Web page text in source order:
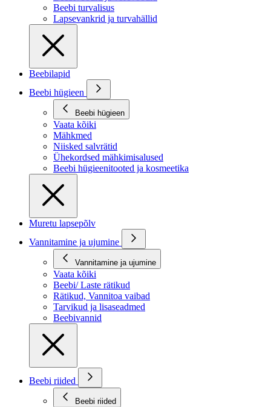
Beebi turvalisus
Lapsevankrid ja turvahällid
Beebilapid
Beebi hügieen
Beebi hügieen
Vaata kõiki
Mähkmed
Niisked salvrätid
Ühekordsed mähkimisalused
Beebi hügieenitooted ja kosmeetika
Muretu lapsepõlv
Vannitamine ja ujumine
Vannitamine ja ujumine
Vaata kõiki
Beebi/ Laste rätikud
Rätikud, Vannitoa vaibad
Tarvikud ja lisaseadmed
Beebivannid
Beebi riided
Beebi riided